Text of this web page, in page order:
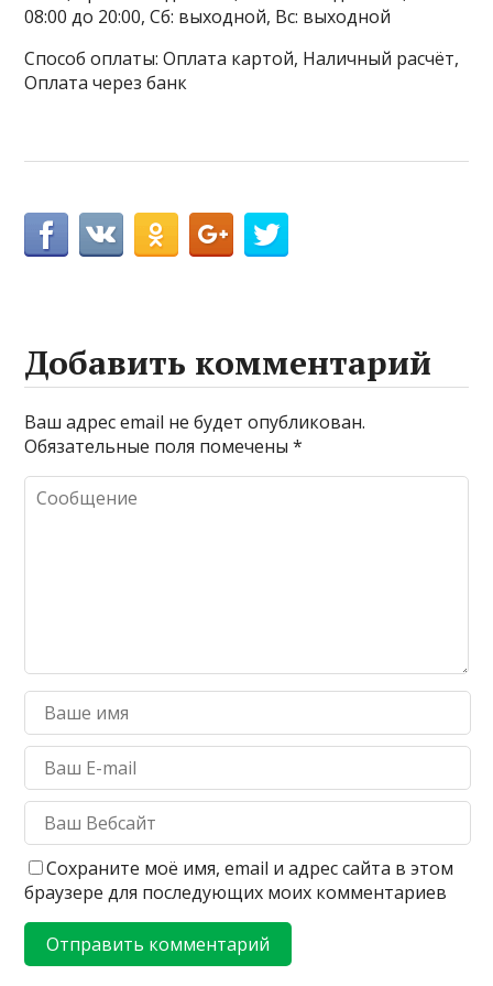
08:00 до 20:00, Сб: выходной, Вс: выходной
Способ оплаты: Оплата картой, Наличный расчёт,
Оплата через банк
Добавить комментарий
Ваш адрес email не будет опубликован.
Обязательные поля помечены*
Сохраните моё имя, email и адрес сайта в этом
браузере для последующих моих комментариев